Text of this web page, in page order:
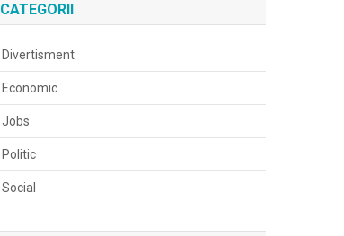
CATEGORII
Divertisment
Economic
Jobs
Politic
Social